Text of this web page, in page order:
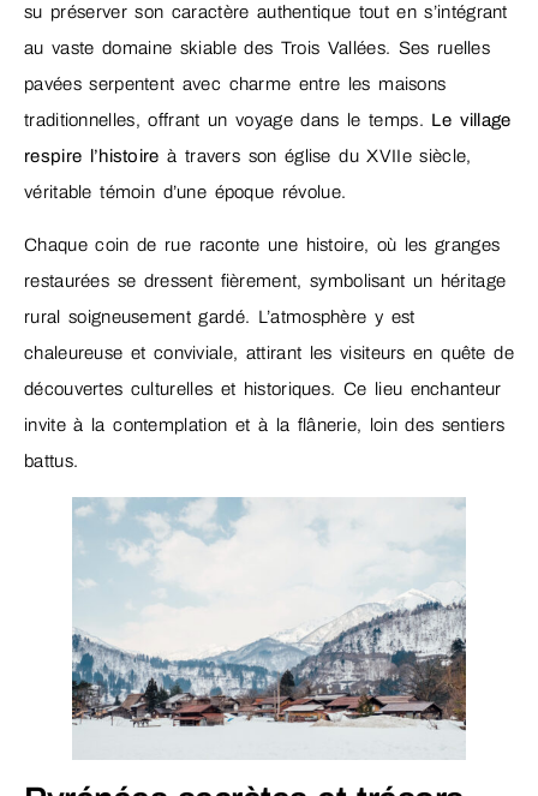
su préserver son caractère authentique tout en s’intégrant
au vaste domaine skiable des Trois Vallées. Ses ruelles
pavées serpentent avec charme entre les maisons
traditionnelles, offrant un voyage dans le temps. Le village
respire l’histoire à travers son église du XVIIe siècle,
véritable témoin d’une époque révolue.
Chaque coin de rue raconte une histoire, où les granges
restaurées se dressent fièrement, symbolisant un héritage
rural soigneusement gardé. L’atmosphère y est
chaleureuse et conviviale, attirant les visiteurs en quête de
découvertes culturelles et historiques. Ce lieu enchanteur
invite à la contemplation et à la flânerie, loin des sentiers
battus.